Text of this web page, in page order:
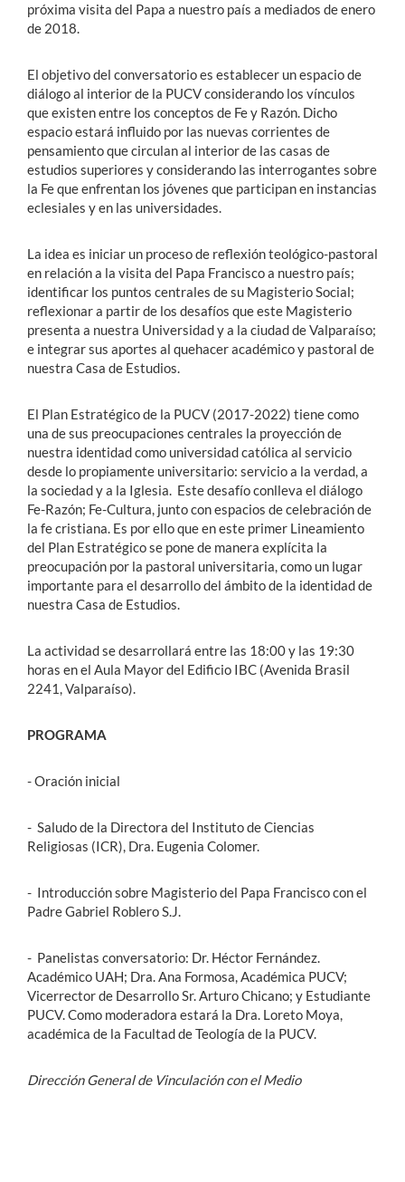
próxima visita del Papa a nuestro país a mediados de enero
de 2018.
El objetivo del conversatorio es establecer un espacio de
diálogo al interior de la PUCV considerando los vínculos
que existen entre los conceptos de Fe y Razón. Dicho
espacio estará influido por las nuevas corrientes de
pensamiento que circulan al interior de las casas de
estudios superiores y considerando las interrogantes sobre
la Fe que enfrentan los jóvenes que participan en instancias
eclesiales y en las universidades.
La idea es iniciar un proceso de reflexión teológico-pastoral
en relación a la visita del Papa Francisco a nuestro país;
identificar los puntos centrales de su Magisterio Social;
reflexionar a partir de los desafíos que este Magisterio
presenta a nuestra Universidad y a la ciudad de Valparaíso;
e integrar sus aportes al quehacer académico y pastoral de
nuestra Casa de Estudios.
El Plan Estratégico de la PUCV (2017-2022) tiene como
una de sus preocupaciones centrales la proyección de
nuestra identidad como universidad católica al servicio
desde lo propiamente universitario: servicio a la verdad, a
la sociedad y a la Iglesia. Este desafío conlleva el diálogo
Fe-Razón; Fe-Cultura, junto con espacios de celebración de
la fe cristiana. Es por ello que en este primer Lineamiento
del Plan Estratégico se pone de manera explícita la
preocupación por la pastoral universitaria, como un lugar
importante para el desarrollo del ámbito de la identidad de
nuestra Casa de Estudios.
La actividad se desarrollará entre las 18:00 y las 19:30
horas en el Aula Mayor del Edificio IBC (Avenida Brasil
2241, Valparaíso).
PROGRAMA
- Oración inicial
- Saludo de la Directora del Instituto de Ciencias
Religiosas (ICR), Dra. Eugenia Colomer.
- Introducción sobre Magisterio del Papa Francisco con el
Padre Gabriel Roblero S.J.
- Panelistas conversatorio: Dr. Héctor Fernández.
Académico UAH; Dra. Ana Formosa, Académica PUCV;
Vicerrector de Desarrollo Sr. Arturo Chicano; y Estudiante
PUCV. Como moderadora estará la Dra. Loreto Moya,
académica de la Facultad de Teología de la PUCV.
Dirección General de Vinculación con el Medio